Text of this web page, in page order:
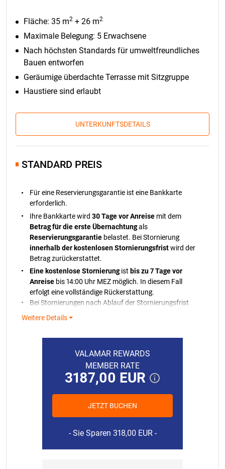
Fläche: 35 m2 + 26 m2
Maximale Belegung: 5 Erwachsene
Nach höchsten Standards für umweltfreundliches
Bauen entworfen
Geräumige überdachte Terrasse mit Sitzgruppe
Haustiere sind erlaubt
UNTERKUNFTSDETAILS
STANDARD PREIS
Für eine Reservierungsgarantie ist eine Bankkarte
erforderlich.
Ihre Bankkarte wird 30 Tage vor Anreise mit dem
Betrag für die erste Übernachtungals
Reservierungsgarantie belastet. Bei Stornierung
innerhalb der kostenlosen Stornierungsfristwird der
Betrag zurückerstattet.
Eine kostenlose Stornierungist bis zu 7 Tage vor
Anreise bis 14:00 Uhr MEZ möglich. In diesem Fall
erfolgt eine vollständige Rückerstattung.
Bei Stornierungen nach Ablauf der Stornierungsfrist
wird der belastete Betrag nicht zurückerstattet.
kann, werden Sie benachrichtigt. Wenn wir Ihre
das Recht vor, Ihre Reservierung gemäß unseren
Richtlinien zu stornieren.
Bei vorzeitiger Abreise oder Nichterscheinen ohne
Reservierungsbetrag in Rechnung gestellt.
Abschlussreinigung und Kurtaxe sind im Mietpreis
Die Endreinigung umfasst die Reinigung sowie ein
Bettwäsche-Starter-Set und jeweils 2 Handtücher pro
Weitere Details
VALAMAR REWARDS
MEMBER RATE
3187,00 EUR
15.08.2026.
452,00 EUR
16.08.2026.
JETZT BUCHEN
Sie Sparen 318,00 EUR